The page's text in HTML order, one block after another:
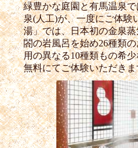
緑豊かな庭園と有馬温泉
泉(人工)が、一度にご体験
湯」では、日本初の金泉
閤の岩風呂を始め26種類
用の異なる10種類もの希
無料にてご体験いただき